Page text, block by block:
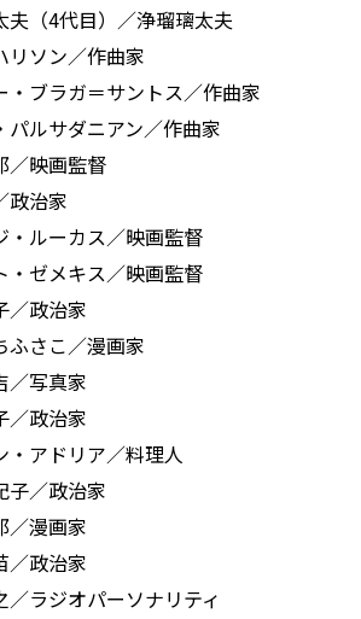
（4代目）／浄瑠璃太夫
ソン／作曲家
ブラガ＝サントス／作曲家
ルサダニアン／作曲家
映画監督
治家
ルーカス／映画監督
ゼメキス／映画監督
政治家
さこ／漫画家
写真家
政治家
アドリア／料理人
／政治家
漫画家
政治家
ラジオパーソナリティ